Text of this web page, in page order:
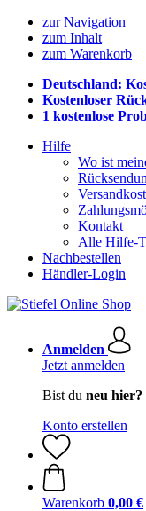
zur Navigation
zum Inhalt
zum Warenkorb
Deutschland:
Kostenloser
1 kostenlose
Hilfe
Wo ist
Kontakt
Alle Hilfe-
Nachbestellen
Händler-Login
Anmelden
Jetzt anmelden
Bist du neu hier?
Konto erstellen
Warenkorb 0,00 €